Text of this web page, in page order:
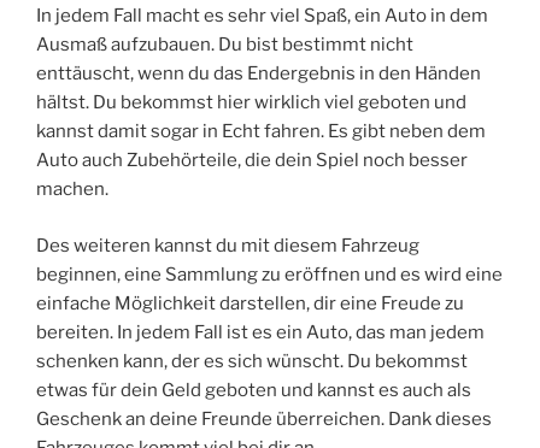
In jedem Fall macht es sehr viel Spaß, ein Auto in dem
Ausmaß aufzubauen. Du bist bestimmt nicht
enttäuscht, wenn du das Endergebnis in den Händen
hältst. Du bekommst hier wirklich viel geboten und
kannst damit sogar in Echt fahren. Es gibt neben dem
Auto auch Zubehörteile, die dein Spiel noch besser
machen.
Des weiteren kannst du mit diesem Fahrzeug
beginnen, eine Sammlung zu eröffnen und es wird eine
einfache Möglichkeit darstellen, dir eine Freude zu
bereiten. In jedem Fall ist es ein Auto, das man jedem
schenken kann, der es sich wünscht. Du bekommst
etwas für dein Geld geboten und kannst es auch als
Geschenk an deine Freunde überreichen. Dank dieses